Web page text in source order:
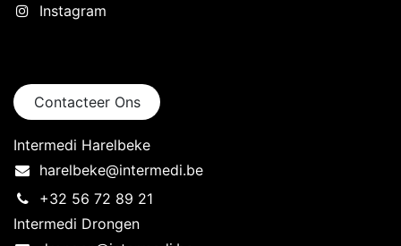
Instagram
Contacteer Ons
Intermedi Harelbeke
harelbeke@intermedi.be
+32 56 72 89 21
Intermedi Drongen